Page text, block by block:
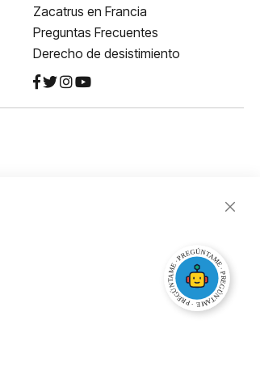
Zacatrus en Francia
Preguntas Frecuentes
Derecho de desistimiento